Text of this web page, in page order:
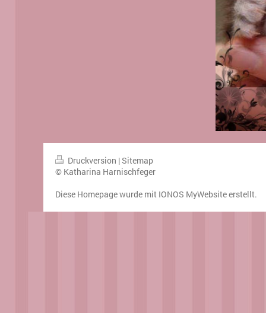
Druckversion |Sitemap
© Katharina Harnischfeger
Diese Homepage wurde mit IONOS MyWebsiteerstellt.